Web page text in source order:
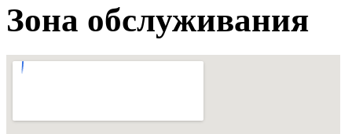
Зона обслуживания